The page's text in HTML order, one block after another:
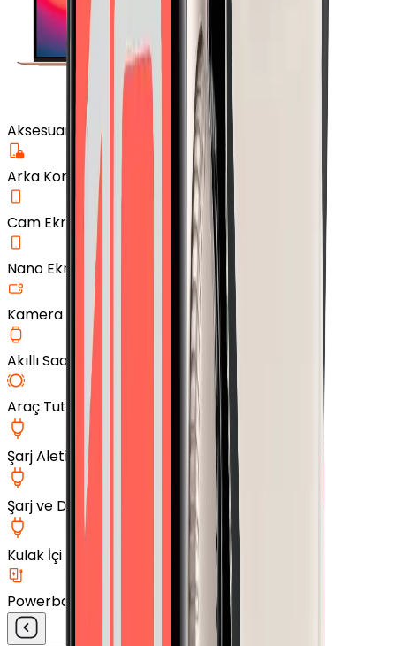
Aksesuar
Arka Koruma Kılıf
Cam Ekran Koruyucu
Nano Ekran Koruyucu
Kamera Cam Koruyucu
Akıllı Saat Aksesuarları
Araç Tutucu
Şarj Aleti
Şarj ve Data Kablosu
Kulak İçi Kulaklık
Powerbank